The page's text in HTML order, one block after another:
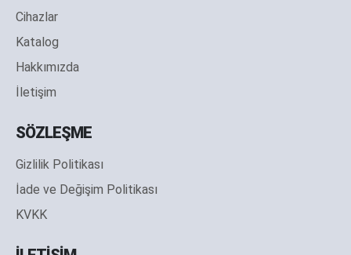
Cihazlar
Katalog
Hakkımızda
İletişim
SÖZLEŞME
Gizlilik Politikası
İade ve Değişim Politikası
KVKK